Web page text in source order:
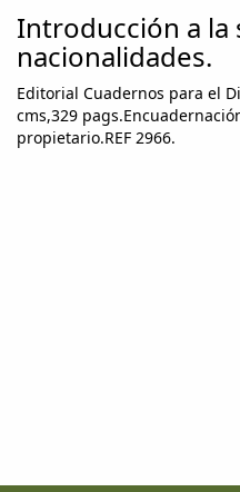
Introducción a la
nacionalidades.
Editorial Cuadernos para el
cms,329
propietario.REF 2966.